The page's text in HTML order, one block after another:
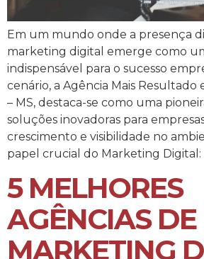
Em um mundo onde a presença
marketing digital emerge como
indispensável para o sucesso
cenário, a Agência Mais Resultado
– MS, destaca-se como uma
soluções inovadoras para
crescimento e visibilidade no
papel crucial do Marketing Digital:
5 MELHORES
AGÊNCIAS DE
MARKETING